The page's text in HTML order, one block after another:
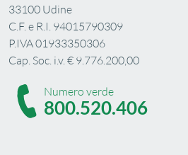
33100 Udine
C.F. e R.I. 94015790309
P.IVA 01933350306
Cap. Soc. i.v. € 9.776.200,00
Numero verde
800.520.406